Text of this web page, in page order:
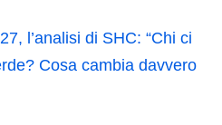
l’analisi di SHC: “Chi ci
Cosa cambia davvero